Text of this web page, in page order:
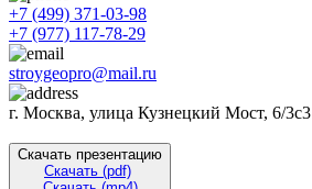
+7 (499) 371-03-98
+7 (977) 117-78-29
stroygeopro@mail.ru
г. Москва, улица Кузнецкий Мост, 6/3с3
Скачать презентацию
Скачать (pdf)